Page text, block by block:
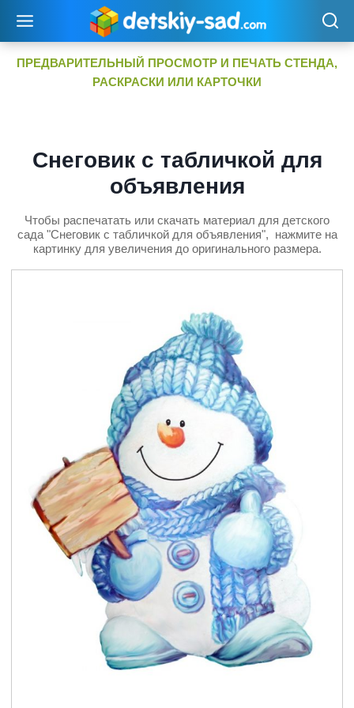
содержимому
ПРЕДВАРИТЕЛЬНЫЙ ПРОСМОТР И ПЕЧАТЬ СТЕНДА,
РАСКРАСКИ ИЛИ КАРТОЧКИ
Снеговик с табличкой для
объявления
Чтобы распечатать или скачать материал для детского
сада "Снеговик с табличкой для объявления", нажмите на
картинку для увеличения до оригинального размера.